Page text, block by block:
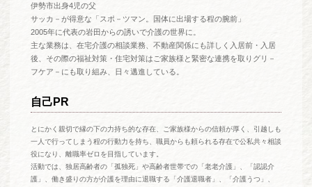
伊勢市出身4児の父
サッカ－が得意な「スポ－ツマン。国体に出場する程の腕前」
2005年に代表の岩田からの誘いで介護の世界に。
主な業務は、在宅介護の相談業務、不動産関係にも詳しく入居前・入居
後、その際の福祉対策・住宅対策はご家族様と緊密な連携を取りグリ－
フケア－にも取り組み、日々邁進している。
自己PR
とにかく親切で縁の下の力持ち的な存在、ご家族様からの信頼が厚く、引越しも
一人で行ってしまう程の行動力を持ち、職員からも頼られる存在で公私共々相談
役になり、離職率ゼロを目指しています。
活動では、独居高齢者の「孤独死」や高齢者世帯での「老老介護」、「認認介
護」、働き盛りの方が介護を理由に退職する「介護退職者」、「介護うつ」、